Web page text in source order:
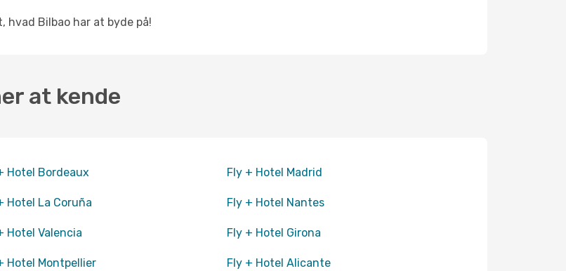
Bilbao har at byde på!
at kende
Hotel Bordeaux Fly + Hotel Madrid
Hotel La Coruña Fly + Hotel Nantes
Hotel Valencia Fly + Hotel Girona
Hotel Montpellier Fly + Hotel Alicante